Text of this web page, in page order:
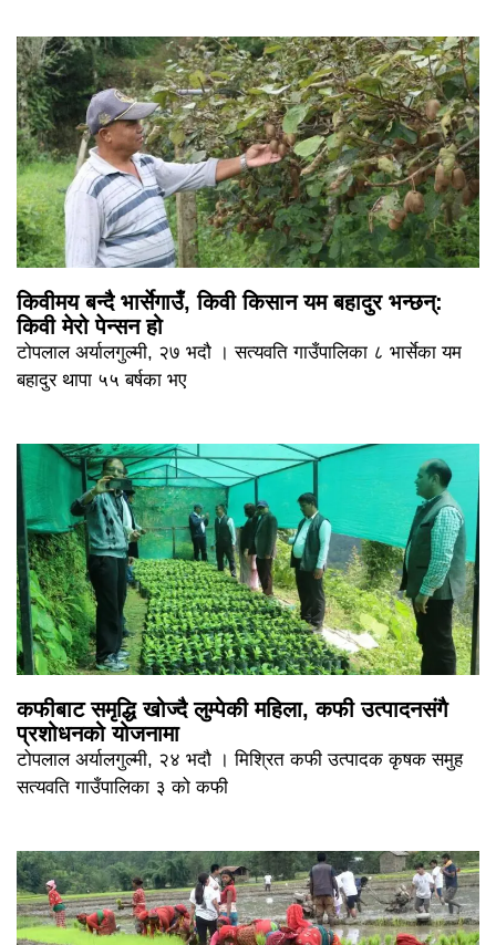
किवीमय बन्दै भार्सेगाउँ, किवी किसान यम बहादुर भन्छन्:
किवी मेरो पेन्सन हो
टोपलाल अर्यालगुल्मी, २७ भदौ । सत्यवति गाउँपालिका ८ भार्सेका यम
बहादुर थापा ५५ बर्षका भए
कफीबाट समृद्धि खोज्दै लुम्पेकी महिला, कफी उत्पादनसंगै
प्रशोधनको योजनामा
टोपलाल अर्यालगुल्मी, २४ भदौ । मिश्रित कफी उत्पादक कृषक समुह
सत्यवति गाउँपालिका ३ को कफी